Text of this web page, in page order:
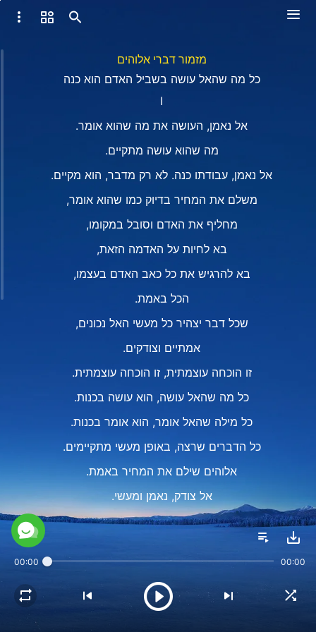
מזמור דברי אלוהים
כל מה שהאל עושה בשביל האדם הוא כנה
I
אל נאמן, העושה את מה שהוא אומר.
מה שהוא עושה מתקיים.
אל נאמן, עבודתו כנה. לא רק מדבר, הוא מקיים.
משלם את המחיר בדיוק כמו שהוא אומר,
מחליף את האדם וסובל במקומו,
בא לחיות על האדמה הזאת,
בא להרגיש את כל כאב האדם בעצמו,
הכל באמת.
שכל דבר יצהיר כל מעשי האל נכונים,
אמתיים וצודקים.
זו הוכחה עוצמתית, זו הוכחה עוצמתית.
כל מה שהאל עושה, הוא עושה בכנות.
כל מילה שהאל אומר, הוא אומר בכנות.
כל הדברים שרצה, באופן מעשי מתקיימים.
אלוהים שילם את המחיר באמת.
אל צודק, נאמן ומעשי.
II
האל המעשי לא בא לעולם הזה רק לדבר ואז לעזוב.
מרגיש את סבל העולם, ואז
00:00 00:00